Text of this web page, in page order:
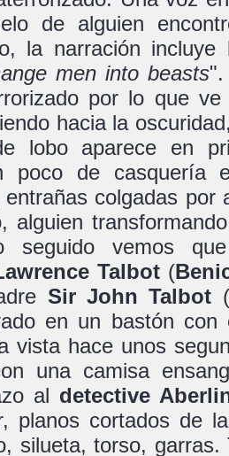
de alguien
la narración
men into beasts".
por lo que
hacia la
lobo aparece en
poco de casquería
entrañas colgadas por
alguien
seguido vemos
Talbot (
Sir John Talbot (
en un bastón
vista hace unos
una camisa
al detective
planos cortados de
silueta, torso,